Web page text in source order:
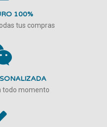
100%
tus compras
todo momento